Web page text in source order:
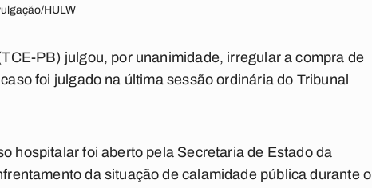
HULW
PB) julgou, por unanimidade, irregular a compra de
foi julgado na última sessão ordinária do Tribunal
hospitalar foi aberto pela Secretaria de Estado da
da situação de calamidade pública durante o